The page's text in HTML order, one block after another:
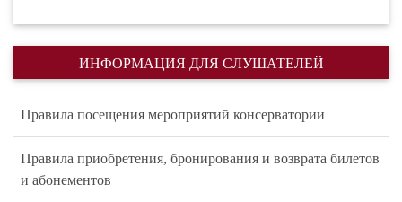
ИНФОРМАЦИЯ ДЛЯ СЛУШАТЕЛЕЙ
Правила посещения мероприятий консерватории
Правила приобретения, бронирования и возврата билетов
и абонементов